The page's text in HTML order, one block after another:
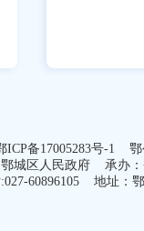
ICP备17005283号-1 鄂
鄂城区人民政府 承办
:027-60896105 地址：